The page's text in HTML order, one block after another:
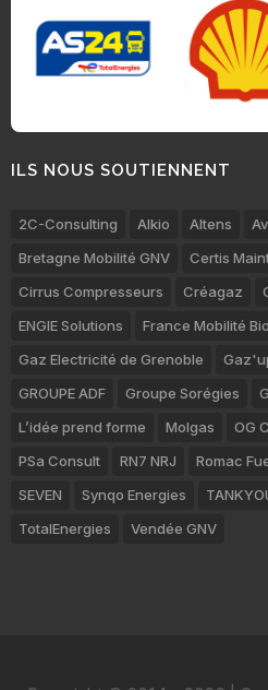
ILS NOUS SOUTIENNENT
2C-Consulting Alkio Altens
Bretagne Mobilité GNV
Certis
Cirrus Compresseurs
Créagaz
ENGIE Solutions
France Mobilité
Gaz Electricité de Grenoble
GROUPE ADF
Groupe Sorégies
L’idée prend forme
Molgas OG
PSa Consult
RN7 NRJ Romac
SEVEN
Synqo Energies
TotalEnergies
Vendée GNV